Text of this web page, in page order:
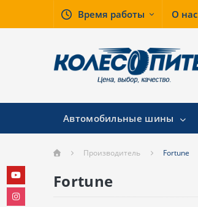
Время работы О нас
Автомобильные шины
Производитель Fortune
Fortune